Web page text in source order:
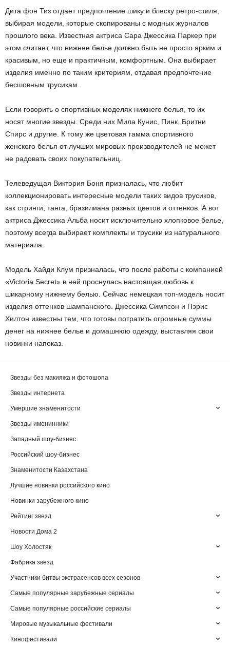
Дита фон Тиз отдает предпочтение шику и блеску ретро-стиля,
выбирая модели, которые скопированы с модных журналов
прошлого века. Известная актриса Сара Джессика Паркер при
этом считает, что нижнее белье должно быть не просто ярким и
красивым, но еще и практичным, комфортным. Она выбирает
изделия именно по таким критериям, отдавая предпочтение
бесшовным трусикам.
Если говорить о спортивных моделях нижнего белья, то их
носят многие звезды. Среди них Мила Кунис, Пинк, Бритни
Спирс и другие. К тому же цветовая гамма спортивного
женского белья от лучших мировых производителей не может
не радовать своих покупательниц.
Телеведущая Виктория Боня призналась, что любит
коллекционировать интересные модели таких видов трусиков,
как стринги, танга, бразилиана разных цветов и оттенков. А вот
актриса Джессика Альба носит исключительно хлопковое белье,
поэтому всегда выбирает комплекты и трусики из натурального
материала.
Модель Хайди Клум призналась, что после работы с компанией
«Victoria Secret» в ней проснулась настоящая любовь к
шикарному нижнему белью. Сейчас немецкая топ-модель носит
изделия оттенков шампанского. Джессика Симпсон и Пэрис
Хилтон известны тем, что готовы потратить огромные суммы
денег на нижнее белье и домашнюю одежду, выставляя свои
новинки напоказ.
Звезды без макияжа и фотошопа
Звезды интернета
Умершие знаменитости
Звезды именинники
Западный шоу-бизнес
Российский шоу-бизнес
Знаменитости Казахстана
Лучшие новинки российского кино
Новинки зарубежного кино
Рейтинг звезд
Новости Дома 2
Шоу Холостяк
Фабрика звезд
Участники битвы экстрасенсов всех сезонов
Самые популярные зарубежные сериалы
Самые популярные российские сериалы
Мировые музыкальные фестивали
Кинофестивали